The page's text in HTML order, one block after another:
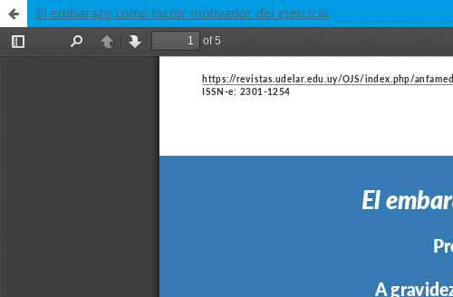
El embarazo como factor motivador del ejercicio